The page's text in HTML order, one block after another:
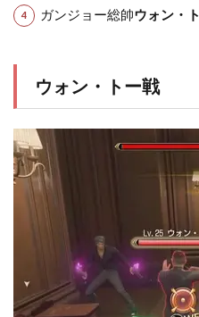
ガンジョー総帥ウォン・
ウォン・トー戦